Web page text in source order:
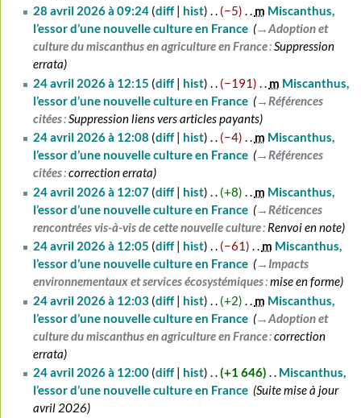
28 avril 2026 à 09:24 diff hist −5 m Miscanthus,
l’essor d’une nouvelle culture en France‎ →‎Adoption et
culture du miscanthus en agriculture en France:Suppression
errata
24
avril
2026
24 avril 2026 à 12:15 diff hist −191 m Miscanthus,
l’essor d’une nouvelle culture en France‎ →‎Références
citées:Suppression liens vers articles payants
24 avril 2026 à 12:08 diff hist −4 m Miscanthus,
l’essor d’une nouvelle culture en France‎ →‎Références
citées:correction errata
24 avril 2026 à 12:07 diff hist +8 m Miscanthus,
l’essor d’une nouvelle culture en France‎ →‎Réticences
rencontrées vis-à-vis de cette nouvelle culture: Renvoi en note
24 avril 2026 à 12:05 diff hist −61 m Miscanthus,
l’essor d’une nouvelle culture en France‎ →‎Impacts
environnementaux et services écosystémiques:mise en forme
24 avril 2026 à 12:03 diff hist +2 m Miscanthus,
l’essor d’une nouvelle culture en France‎ →‎Adoption et
culture du miscanthus en agriculture en France:correction
errata
24 avril 2026 à 12:00 diff hist +1 646
Miscanthus,
l’essor d’une nouvelle culture en France‎ Suite mise à jour
avril 2026